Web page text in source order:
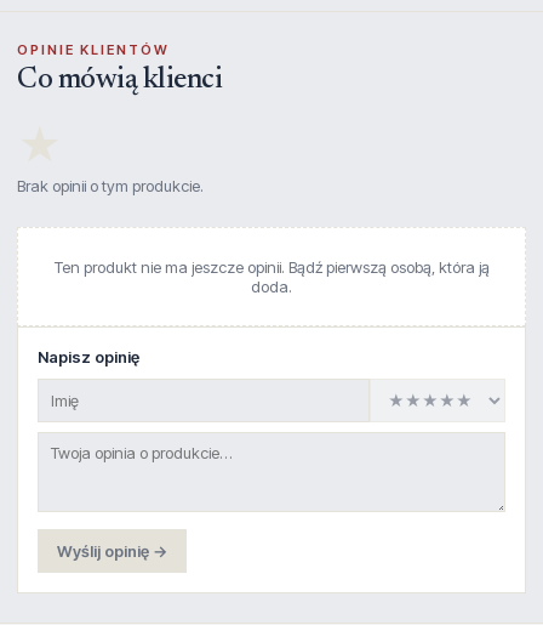
OPINIE KLIENTÓW
Co mówią klienci
Brak opinii o tym produkcie.
Ten produkt nie ma jeszcze opinii. Bądź pierwszą osobą, która ją
doda.
Napisz opinię
Wyślij opinię →